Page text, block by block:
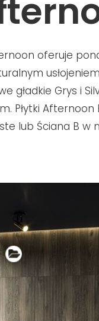
oferuje
gładkie Grys i
Płytki Afternoon
lub Ściana B w